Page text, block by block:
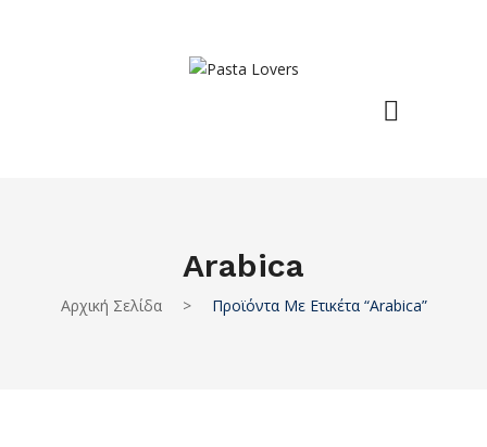
Arabica
Αρχική Σελίδα > Προϊόντα Με Ετικέτα “arabica”